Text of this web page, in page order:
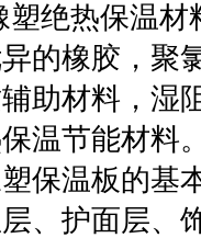
塑绝热保温材
的橡胶，聚
助材料，湿
温节能材料
保温板的基
、护面层、